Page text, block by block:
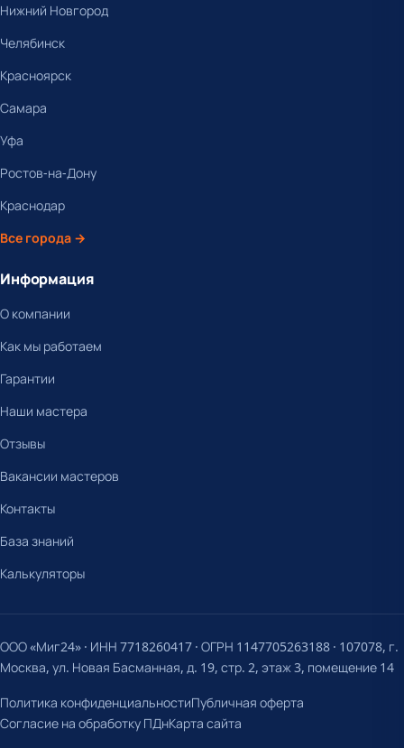
Нижний Новгород
Челябинск
Красноярск
Самара
Уфа
Ростов-на-Дону
Краснодар
Все города →
Информация
О компании
Как мы работаем
Гарантии
Наши мастера
Отзывы
Вакансии мастеров
Контакты
База знаний
Калькуляторы
ООО «Миг24» · ИНН 7718260417 · ОГРН 1147705263188 · 107078, г.
Москва, ул. Новая Басманная, д. 19, стр. 2, этаж 3, помещение 14
Политика конфиденциальностиПубличная оферта
Согласие на обработку ПДнКарта сайта